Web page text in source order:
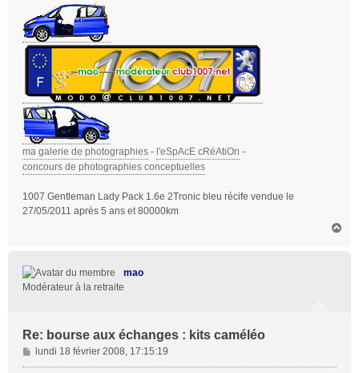
ma galerie de photographies - l'eSpAcE cRéAtiOn -
concours de photographies conceptuelles
1007 Gentleman Lady Pack 1.6e 2Tronic bleu récife vendue le
27/05/2011 après 5 ans et 80000km
mao
Modérateur à la retraite
Re: bourse aux échanges : kits caméléo
M
e
lundi 18 février 2008, 17:15:19